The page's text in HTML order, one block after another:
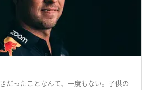
だったことなんて、一度もない。子供の